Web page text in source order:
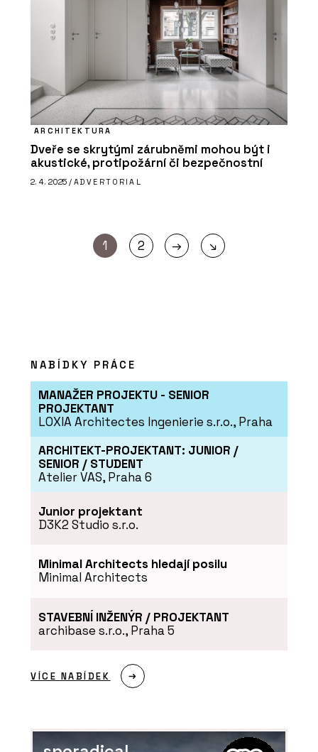
ARCHITEKTURA
Dveře se skrytými zárubněmi mohou být i
akustické, protipožární či bezpečnostní
2. 4. 2025 / ADVERTORIAL
1 2 → ↘
NABÍDKY PRÁCE
MANAŽER PROJEKTU - SENIOR
PROJEKTANT
LOXIA Architectes Ingenierie s.r.o., Praha
ARCHITEKT-PROJEKTANT: JUNIOR /
SENIOR / STUDENT
Atelier VAS, Praha 6
Junior projektant
D3K2 Studio s.r.o.
Minimal Architects hledají posilu
Minimal Architects
STAVEBNÍ INŽENÝR / PROJEKTANT
archibase s.r.o., Praha 5
VÍCE NABÍDEK